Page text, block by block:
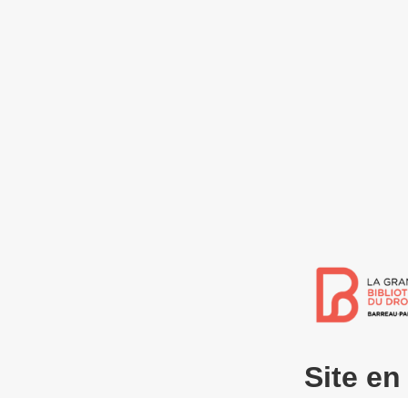
Site